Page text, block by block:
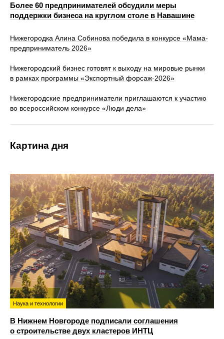
Более 60 предпринимателей обсудили меры
поддержки бизнеса на круглом столе в Навашине
Нижегородка Алина Собинова победила в конкурсе «Мама-
предприниматель 2026»
Нижегородский бизнес готовят к выходу на мировые рынки
в рамках программы «Экспортный форсаж-2026»
Нижегородские предприниматели приглашаются к участию
во всероссийском конкурсе «Люди дела»
Картина дня
Наука и технологии
В Нижнем Новгороде подписали соглашения
о строительстве двух кластеров ИНТЦ